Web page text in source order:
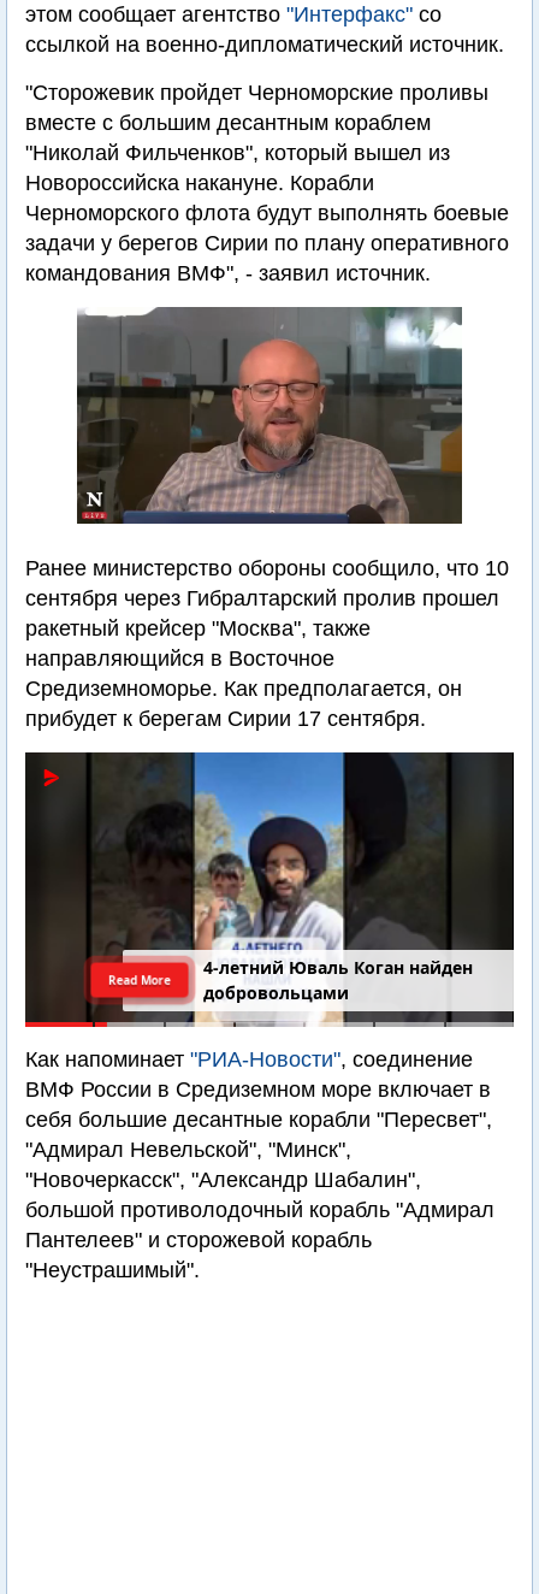
этом сообщает агентство "Интерфакс" со
ссылкой на военно-дипломатический источник.
"Сторожевик пройдет Черноморские проливы
вместе с большим десантным кораблем
"Николай Фильченков", который вышел из
Новороссийска накануне. Корабли
Черноморского флота будут выполнять боевые
задачи у берегов Сирии по плану оперативного
командования ВМФ", - заявил источник.
Ранее министерство обороны сообщило, что 10
сентября через Гибралтарский пролив прошел
ракетный крейсер "Москва", также
направляющийся в Восточное
Средиземноморье. Как предполагается, он
прибудет к берегам Сирии 17 сентября.
4-летний Юваль Коган найден
добровольцами
Read More
Как напоминает "РИА-Новости", соединение
ВМФ России в Средиземном море включает в
себя большие десантные корабли "Пересвет",
"Адмирал Невельской", "Минск",
"Новочеркасск", "Александр Шабалин",
большой противолодочный корабль "Адмирал
Пантелеев" и сторожевой корабль
"Неустрашимый".